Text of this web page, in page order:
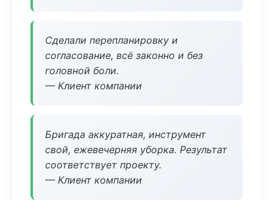
Сделали перепланировку и
согласование, всё законно и без
головной боли.
— Клиент компании
Бригада аккуратная, инструмент
свой, ежевечерняя уборка. Результат
соответствует проекту.
— Клиент компании